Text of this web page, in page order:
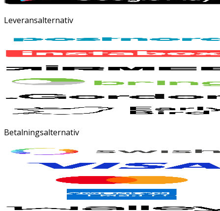
Leveransalternativ
Betalningsalternativ